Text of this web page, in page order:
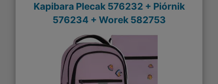
Kapibara Plecak 576232 + Piórnik
576234 + Worek 582753